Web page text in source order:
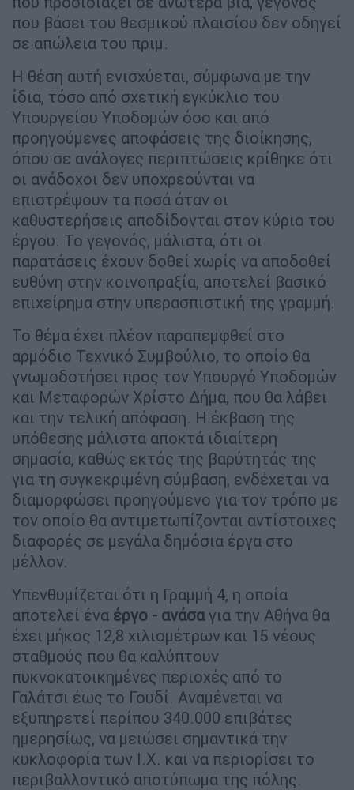
που βάσει του θεσμικού πλαισίου δεν οδηγεί
σε απώλεια του πριμ.
Η θέση αυτή ενισχύεται, σύμφωνα με την
ίδια, τόσο από σχετική εγκύκλιο του
Υπουργείου Υποδομών όσο και από
προηγούμενες αποφάσεις της διοίκησης,
όπου σε ανάλογες περιπτώσεις κρίθηκε ότι
οι ανάδοχοι δεν υποχρεούνται να
επιστρέψουν τα ποσά όταν οι
καθυστερήσεις αποδίδονται στον κύριο του
έργου. Το γεγονός, μάλιστα, ότι οι
παρατάσεις έχουν δοθεί χωρίς να αποδοθεί
ευθύνη στην κοινοπραξία, αποτελεί βασικό
επιχείρημα στην υπερασπιστική της γραμμή.
Το θέμα έχει πλέον παραπεμφθεί στο
αρμόδιο Τεχνικό Συμβούλιο, το οποίο θα
γνωμοδοτήσει προς τον Υπουργό Υποδομών
και Μεταφορών Χρίστο Δήμα, που θα λάβει
και την τελική απόφαση. Η έκβαση της
υπόθεσης μάλιστα αποκτά ιδιαίτερη
σημασία, καθώς εκτός της βαρύτητάς της
για τη συγκεκριμένη σύμβαση, ενδέχεται να
διαμορφώσει προηγούμενο για τον τρόπο με
τον οποίο θα αντιμετωπίζονται αντίστοιχες
διαφορές σε μεγάλα δημόσια έργα στο
μέλλον.
Υπενθυμίζεται ότι η Γραμμή 4, η οποία
αποτελεί ένα έργο - ανάσαγια την Αθήνα θα
έχει μήκος 12,8 χιλιομέτρων και 15 νέους
σταθμούς που θα καλύπτουν
πυκνοκατοικημένες περιοχές από το
Γαλάτσι έως το Γουδί. Αναμένεται να
εξυπηρετεί περίπου 340.000 επιβάτες
ημερησίως, να μειώσει σημαντικά την
κυκλοφορία των Ι.Χ. και να περιορίσει το
περιβαλλοντικό αποτύπωμα της πόλης.